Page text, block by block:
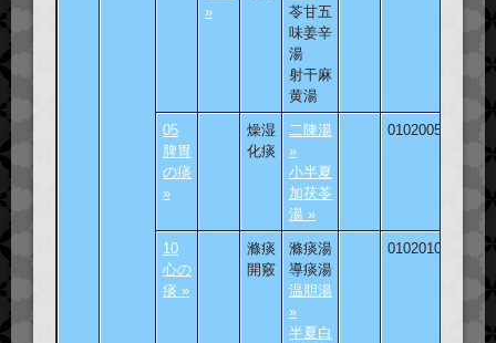
»
苓甘五
味姜辛
湯
射干麻
黄湯
05
脾胃
の痰
»
燥湿
化痰
二陳湯
»
小半夏
加茯苓
湯 »
010200501
10
心の
痰 »
滌痰
開竅
滌痰湯
導痰湯
温胆湯
»
半夏白
010201001